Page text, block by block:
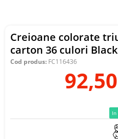
Creioane colorate
carton 36 culori
Cod produs: FC116436
92,50
In